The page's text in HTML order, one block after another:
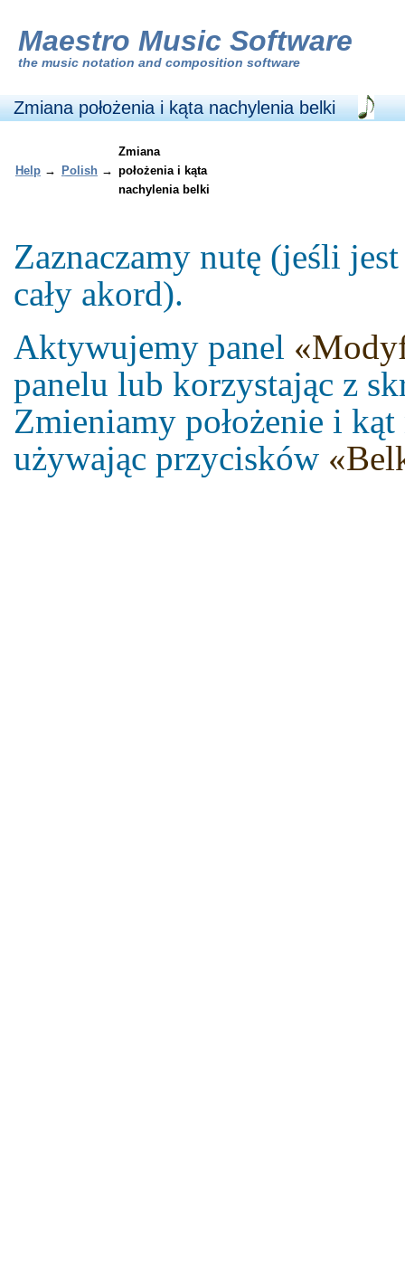
Maestro Music Software
the music notation and composition software
Zmiana położenia i kąta nachylenia belki
Help → Polish →
Zmiana
położenia i kąta
nachylenia belki
Zaznaczamy nutę (jeśli
cały akord).
Aktywujemy panel
panelu lub korzystając z
Zmieniamy położenie i
używając przycisków